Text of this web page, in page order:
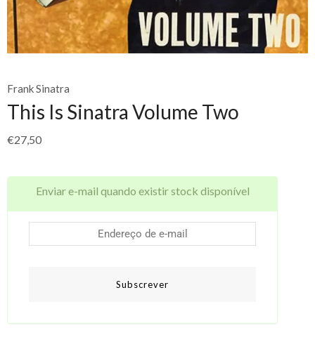
Frank Sinatra
This Is Sinatra Volume Two
€27,50
Enviar e-mail quando existir stock disponível
Subscrever